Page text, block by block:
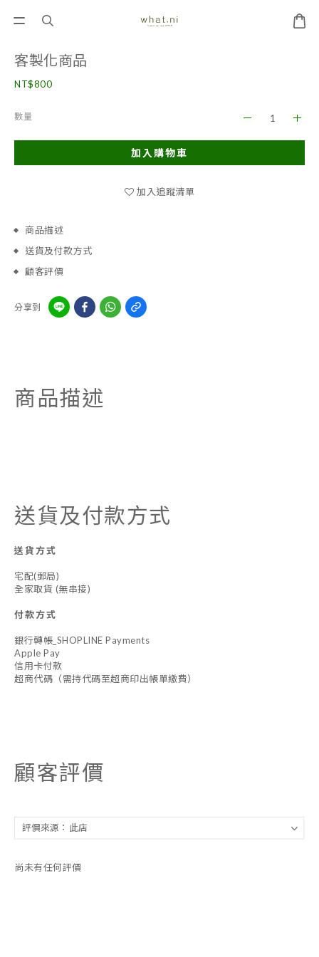
客製化商品
NT$800
數量
加入購物車
加入追蹤清單
商品描述
送貨及付款方式
顧客評價
分享到
商品描述
送貨及付款方式
送貨方式
宅配(郵局)
全家取貨 (無串接)
付款方式
銀行轉帳_SHOPLINE Payments
Apple Pay
信用卡付款
超商代碼（需持代碼至超商印出帳單繳費）
顧客評價
尚未有任何評價